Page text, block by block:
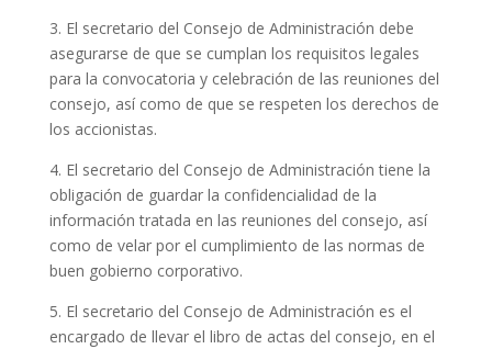
3. El secretario del Consejo de Administración debe
asegurarse de que se cumplan los requisitos legales
para la convocatoria y celebración de las reuniones del
consejo, así como de que se respeten los derechos de
los accionistas.
4. El secretario del Consejo de Administración tiene la
obligación de guardar la confidencialidad de la
información tratada en las reuniones del consejo, así
como de velar por el cumplimiento de las normas de
buen gobierno corporativo.
5. El secretario del Consejo de Administración es el
encargado de llevar el libro de actas del consejo, en el